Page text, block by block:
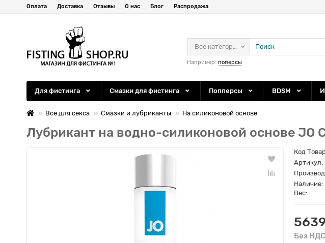
Оплата Доставка Отзывы О нас Блог Распродажа
Все категории
Например: поперсы
Для фистинга Смазки для фистинга Попперсы BDSM
Все для секса Смазки и лубриканты На силиконовой основе
Лубрикант на водно-силиконовой основе JO
Код
Артикул:
Наличие:
Вес:
Без